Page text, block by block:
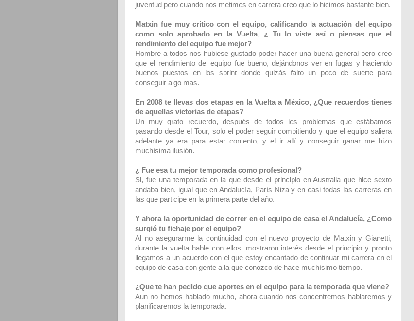
juventud pero cuando nos metimos en carrera creo que lo hicimos bastante bien.
Matxin fue muy critico con el equipo, calificando la actuación del equipo
como solo aprobado en la Vuelta, ¿ Tu lo viste así o piensas que el
rendimiento del equipo fue mejor?
Hombre a todos nos hubiese gustado poder hacer una buena general pero creo
que el rendimiento del equipo fue bueno, dejándonos ver en fugas y haciendo
buenos puestos en los sprint donde quizás falto un poco de suerte para
conseguir algo mas.
En 2008 te llevas dos etapas en la Vuelta a México, ¿Que recuerdos tienes
de aquellas victorias de etapas?
Un muy grato recuerdo, después de todos los problemas que estábamos
pasando desde el Tour, solo el poder seguir compitiendo y que el equipo saliera
adelante ya era para estar contento, y el ir allí y conseguir ganar me hizo
muchísima ilusión.
¿ Fue esa tu mejor temporada como profesional?
Si, fue una temporada en la que desde el principio en Australia que hice sexto
andaba bien, igual que en Andalucía, París Niza y en casi todas las carreras en
las que participe en la primera parte del año.
Y ahora la oportunidad de correr en el equipo de casa el Andalucía, ¿Como
surgió tu fichaje por el equipo?
Al no asegurarme la continuidad con el nuevo proyecto de Matxin y Gianetti,
durante la vuelta hable con ellos, mostraron interés desde el principio y pronto
llegamos a un acuerdo con el que estoy encantado de continuar mi carrera en el
equipo de casa con gente a la que conozco de hace muchísimo tiempo.
¿Que te han pedido que aportes en el equipo para la temporada que viene?
Aun no hemos hablado mucho, ahora cuando nos concentremos hablaremos y
planificaremos la temporada.